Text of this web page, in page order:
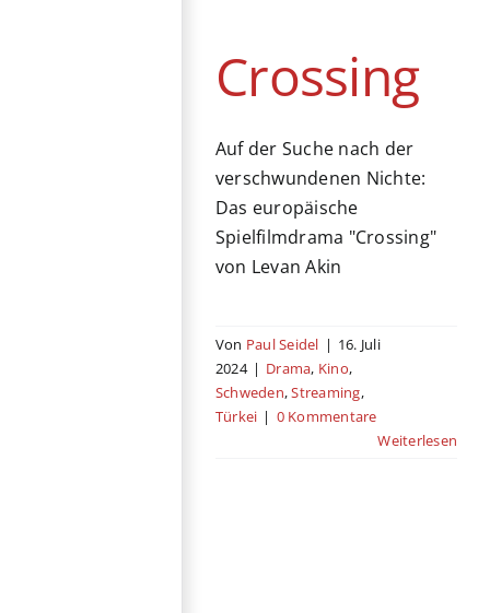
Crossing
Auf der Suche nach der
verschwundenen Nichte:
Das europäische
Spielfilmdrama "Crossing"
von Levan Akin
Von Paul Seidel | 16. Juli
2024 | Drama, Kino,
Schweden,Streaming,
Türkei | 0 Kommentare
Weiterlesen